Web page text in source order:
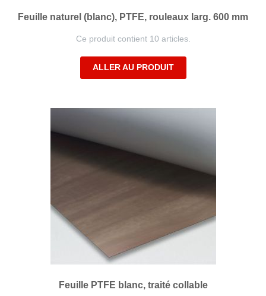
Feuille naturel (blanc), PTFE, rouleaux larg. 600 mm
Ce produit contient 10 articles.
ALLER AU PRODUIT
Feuille PTFE blanc, traité collable